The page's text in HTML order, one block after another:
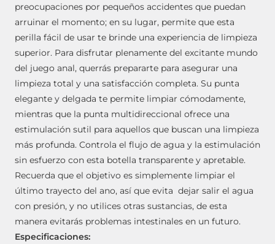
preocupaciones por pequeños accidentes que puedan
arruinar el momento; en su lugar, permite que esta
perilla fácil de usar te brinde una experiencia de limpieza
superior. Para disfrutar plenamente del excitante mundo
del juego anal, querrás prepararte para asegurar una
limpieza total y una satisfacción completa. Su punta
elegante y delgada te permite limpiar cómodamente,
mientras que la punta multidireccional ofrece una
estimulación sutil para aquellos que buscan una limpieza
más profunda. Controla el flujo de agua y la estimulación
sin esfuerzo con esta botella transparente y apretable.
Recuerda que el objetivo es simplemente limpiar el
último trayecto del ano, así que evita dejar salir el agua
con presión, y no utilices otras sustancias, de esta
manera evitarás problemas intestinales en un futuro.
Especificaciones: